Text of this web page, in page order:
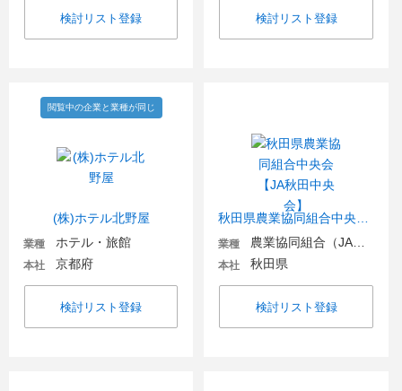
検討リスト登録 検討リスト登録
(株)ホテル北野屋
閲覧中の企業と業種が同じ
業種 ホテル・旅館
本社 京都府
検討リスト登録
業種
本社 秋田県
検討リスト登録